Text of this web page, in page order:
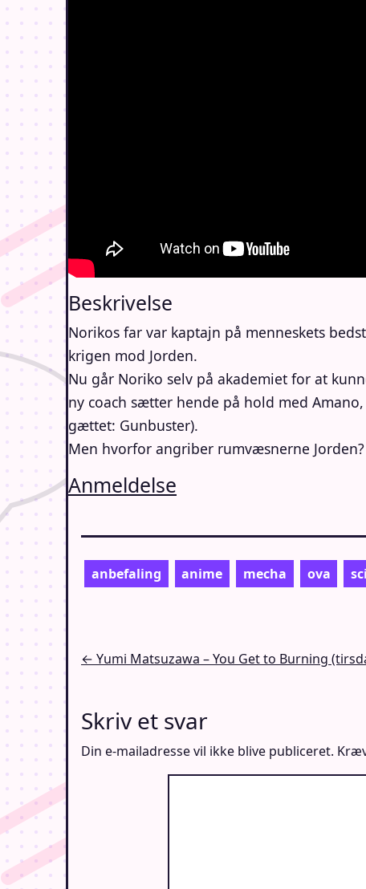
Beskrivelse
Norikos far var kaptajn på menneskets
krigen mod Jorden.
Nu går Noriko selv på akademiet for at
ny coach sætter hende på hold med
gættet: Gunbuster).
Men hvorfor angriber rumvæsnerne
Anmeldelse
anbefaling anime mecha ova
Indlægsnavigation
← Yumi Matsuzawa – You Get to Burning
Skriv et svar
Din e-mailadresse vil ikke blive publiceret.